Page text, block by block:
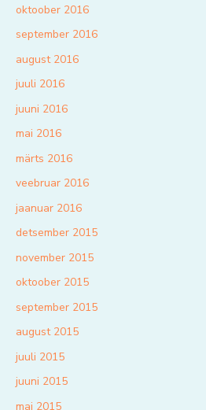
oktoober 2016
september 2016
august 2016
juuli 2016
juuni 2016
mai 2016
märts 2016
veebruar 2016
jaanuar 2016
detsember 2015
november 2015
oktoober 2015
september 2015
august 2015
juuli 2015
juuni 2015
mai 2015